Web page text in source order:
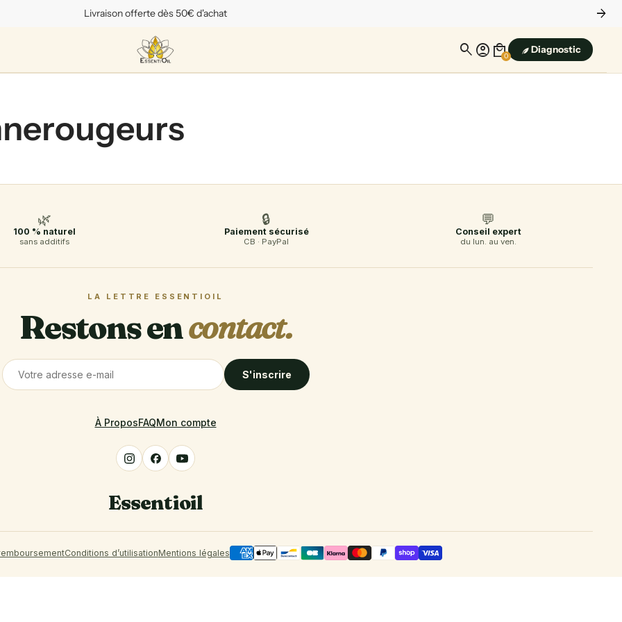
arrow_forward
Livraison offerte dès 50€ d'achat
search account_circle local_mall
0
Diagnostic
🌿
100 % naturel
sans additifs
🔒
Paiement sécurisé
CB · PayPal
💬
Conseil expert
du lun. au ven.
LA LETTRE ESSENTIOIL
Restons encontact.
S'inscrire
À ProposFAQMon compte
Essentioil
Conditions d’utilisationMentions légales